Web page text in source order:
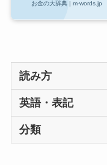
読み方
英語・表記
分類